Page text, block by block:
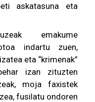
askatasuna eta
emakume
indartu zuen,
eta “krimenak”
izan zituzten
moja faxistek
fusilatu ondoren